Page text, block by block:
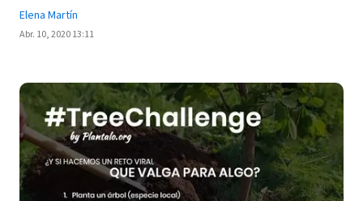
Elena Martín
Abr. 10, 2020 13:11